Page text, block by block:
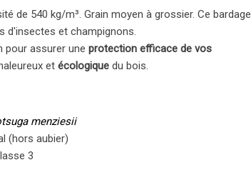
de 540 kg/m³. Grain moyen à grossier. Ce bardage
d'insectes et champignons.
pour assurer une protection efficace de vos
et écologique du bois.
menziesii
(hors aubier)
3